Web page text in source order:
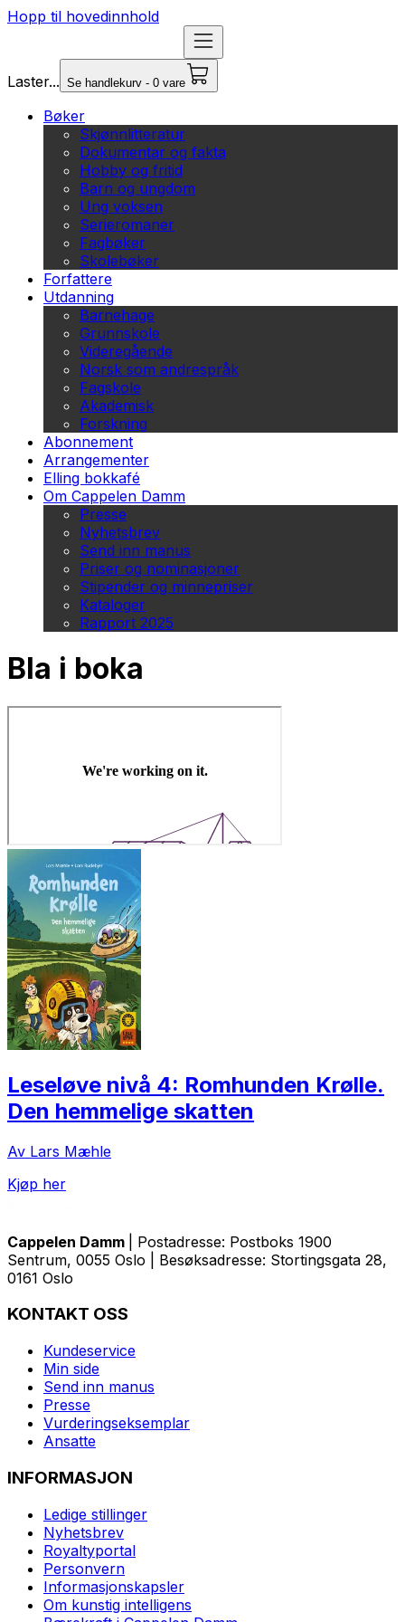
Hopp til hovedinnhold
Laster... Se handlekurv - 0 vare
Bøker
Skjønnlitteratur
Dokumentar og fakta
Hobby og fritid
Barn og ungdom
Ung voksen
Serieromaner
Fagbøker
Skolebøker
Forfattere
Utdanning
Barnehage
Grunnskole
Videregående
Norsk som andrespråk
Fagskole
Akademisk
Forskning
Abonnement
Arrangementer
Elling bokkafé
Om Cappelen Damm
Presse
Nyhetsbrev
Send inn manus
Priser og nominasjoner
Stipender og minnepriser
Kataloger
Rapport 2025
Bla i boka
Leseløve nivå 4: Romhunden Krølle.
Den hemmelige skatten
Av Lars Mæhle
Kjøp her
Cappelen Damm
| Postadresse: Postboks 1900
Sentrum, 0055 Oslo | Besøksadresse: Stortingsgata 28,
0161 Oslo
KONTAKT OSS
Kundeservice
Min side
Send inn manus
Presse
Vurderingseksemplar
Ansatte
INFORMASJON
Ledige stillinger
Nyhetsbrev
Royaltyportal
Personvern
Informasjonskapsler
Om kunstig intelligens